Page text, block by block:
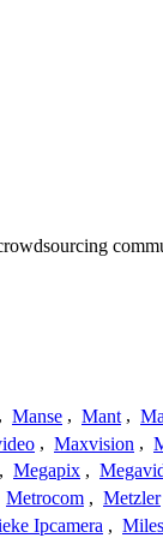
, Manse , Mant ,
, Maxvision ,
, Megapix ,
Metrocom , Metzler
Ipcamera ,